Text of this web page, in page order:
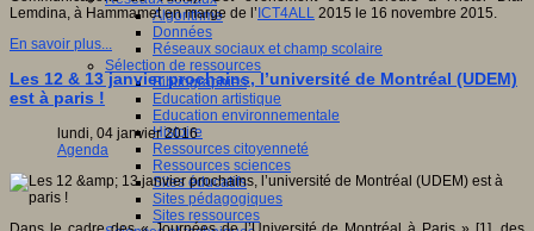
Algorithme
Données
Réseaux sociaux et champ scolaire
Sélection de ressources
Bibliographies
Education artistique
Education environnementale
Histoire
Ressources citoyenneté
Ressources sciences
Sites éducatifs
Sites pédagogiques
Sites ressources
Lemdina, à Hammamet en marge de l’ ICT4ALL 2015 le 16 novembre 2015.
En savoir plus...
Les 12 & 13 janvier prochains, l’université de Montréal (UDEM)
est à paris !
lundi, 04 janvier 2016
Agenda